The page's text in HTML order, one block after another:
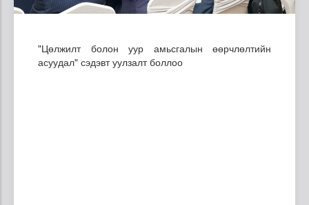
"Цөлжилт болон уур амьсгалын өөрчлөлтийн
асуудал" сэдэвт уулзалт боллоо